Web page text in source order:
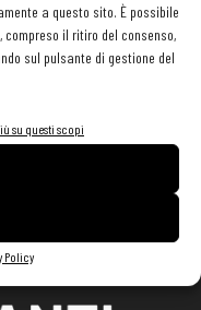
a questo sito. È possibile
il ritiro del consenso,
sul pulsante di gestione del
su questi scopi
Policy